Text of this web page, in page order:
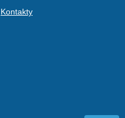
Kontakty